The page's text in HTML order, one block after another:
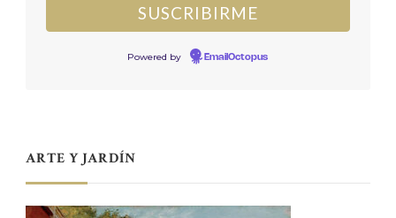
Powered by EmailOctopus
ARTE Y JARDÍN